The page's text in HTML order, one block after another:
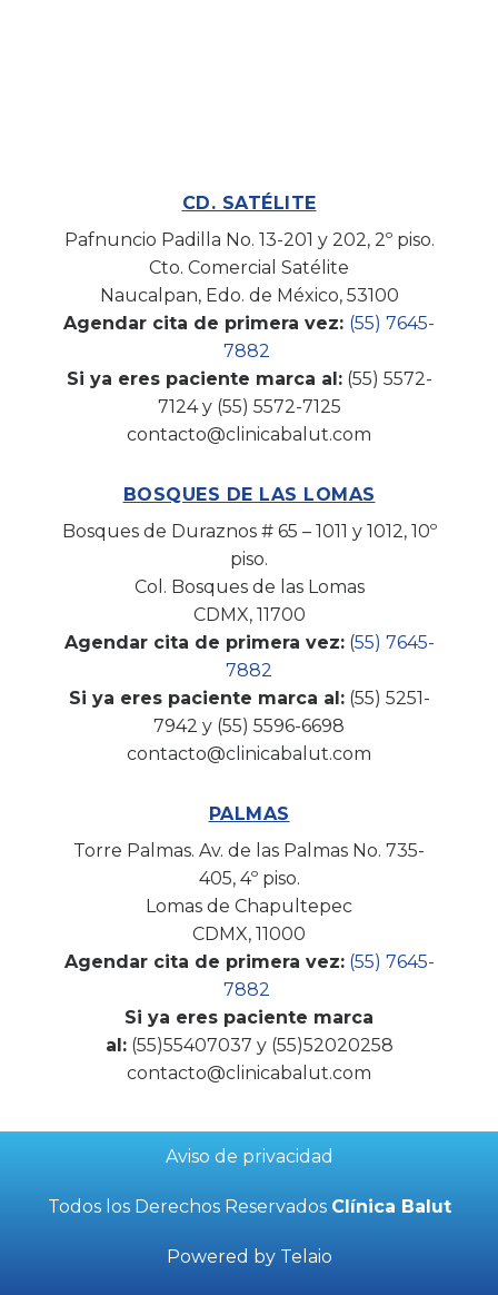
CD. SATÉLITE
Pafnuncio Padilla No. 13-201 y 202, 2º piso.
Cto. Comercial Satélite
Naucalpan, Edo. de México, 53100
Agendar cita de primera vez: (55) 7645-
7882
Si ya eres paciente marca al:(55) 5572-
7124 y (55) 5572-7125
contacto@clinicabalut.com
BOSQUES DE LAS LOMAS
Bosques de Duraznos # 65 – 1011 y 1012, 10º
piso.
Col. Bosques de las Lomas
CDMX, 11700
Agendar cita de primera vez:(55) 7645-
7882
Si ya eres paciente marca al:(55) 5251-
7942 y (55) 5596-6698
contacto@clinicabalut.com
PALMAS
Torre Palmas. Av. de las Palmas No. 735-
405, 4º piso.
Lomas de Chapultepec
CDMX, 11000
Agendar cita de primera vez: (55) 7645-
7882
Si ya eres paciente marca
al:(55)55407037 y (55)52020258
contacto@clinicabalut.com
Aviso de privacidad
Todos los Derechos Reservados Clínica Balut
Powered by Telaio